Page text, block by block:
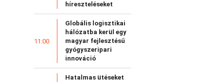
híreszteléseket
11:00
Globális logisztikai
hálózatba kerül egy
magyar fejlesztésű
gyógyszeripari
innováció
Hatalmas ütéseket